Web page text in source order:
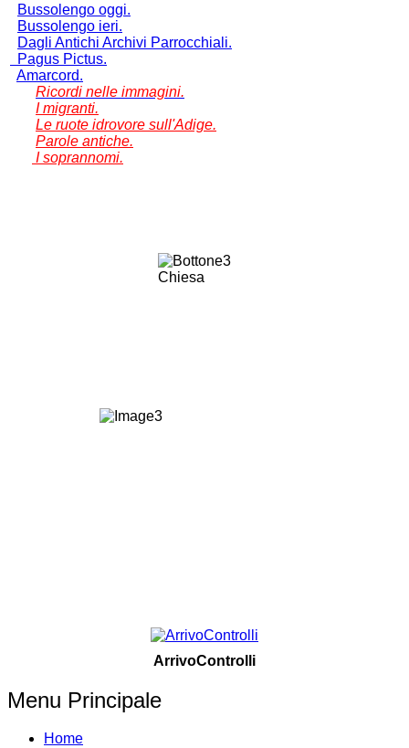
Bussolengo oggi.
Bussolengo ieri.
Dagli Antichi Archivi Parrocchiali.
Pagus Pictus.
Amarcord.
Ricordi nelle immagini.
I migranti.
Le ruote idrovore sull'Adige.
Parole antiche.
I soprannomi.
ArrivoControlli
Menu Principale
Home